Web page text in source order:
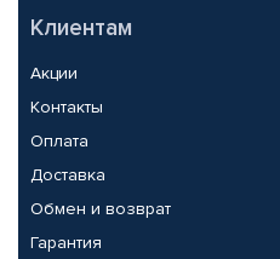
Клиентам
Акции
Контакты
Оплата
Доставка
Обмен и возврат
Гарантия